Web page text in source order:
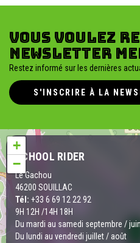
Vous voulez
newsletter
Restez informé sur les dernières
S'INSCRIRE À LA
SCHOOL RIDER
Le Gachou
46200 SOUILLAC
Tél: +33 6 69 12 22 92
9H 12H /14H 18H
Du mardi au samedi septembre / juin
Du lundi au vendredi juillet / août
+
−